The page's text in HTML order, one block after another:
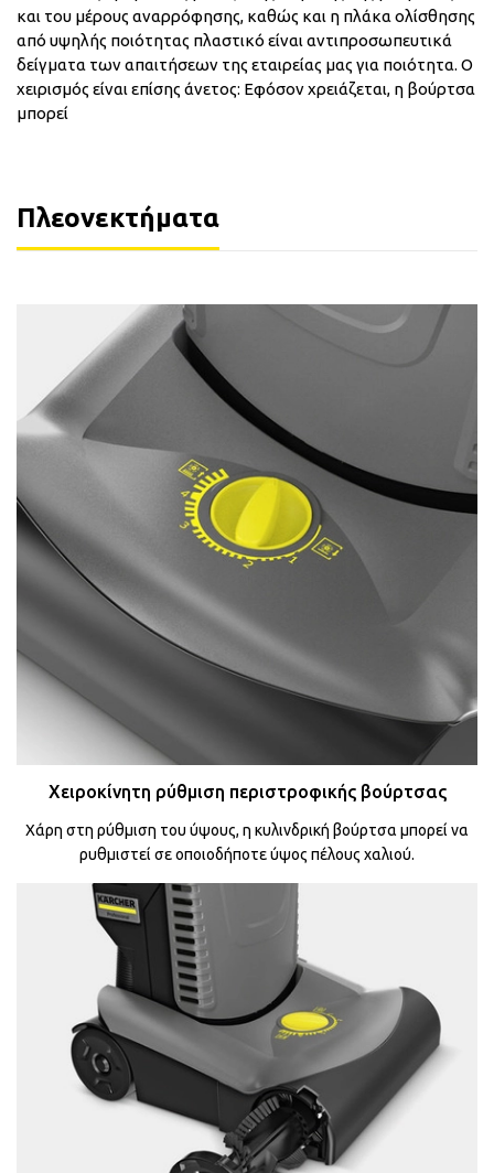
και του μέρους αναρρόφησης, καθώς και η πλάκα ολίσθησης
από υψηλής ποιότητας πλαστικό είναι αντιπροσωπευτικά
δείγματα των απαιτήσεων της εταιρείας μας για ποιότητα. Ο
χειρισμός είναι επίσης άνετος: Εφόσον χρειάζεται, η βούρτσα
μπορεί
Πλεονεκτήματα
Χειροκίνητη ρύθμιση περιστροφικής βούρτσας
Χάρη στη ρύθμιση του ύψους, η κυλινδρική βούρτσα μπορεί να
ρυθμιστεί σε οποιοδήποτε ύψος πέλους χαλιού.